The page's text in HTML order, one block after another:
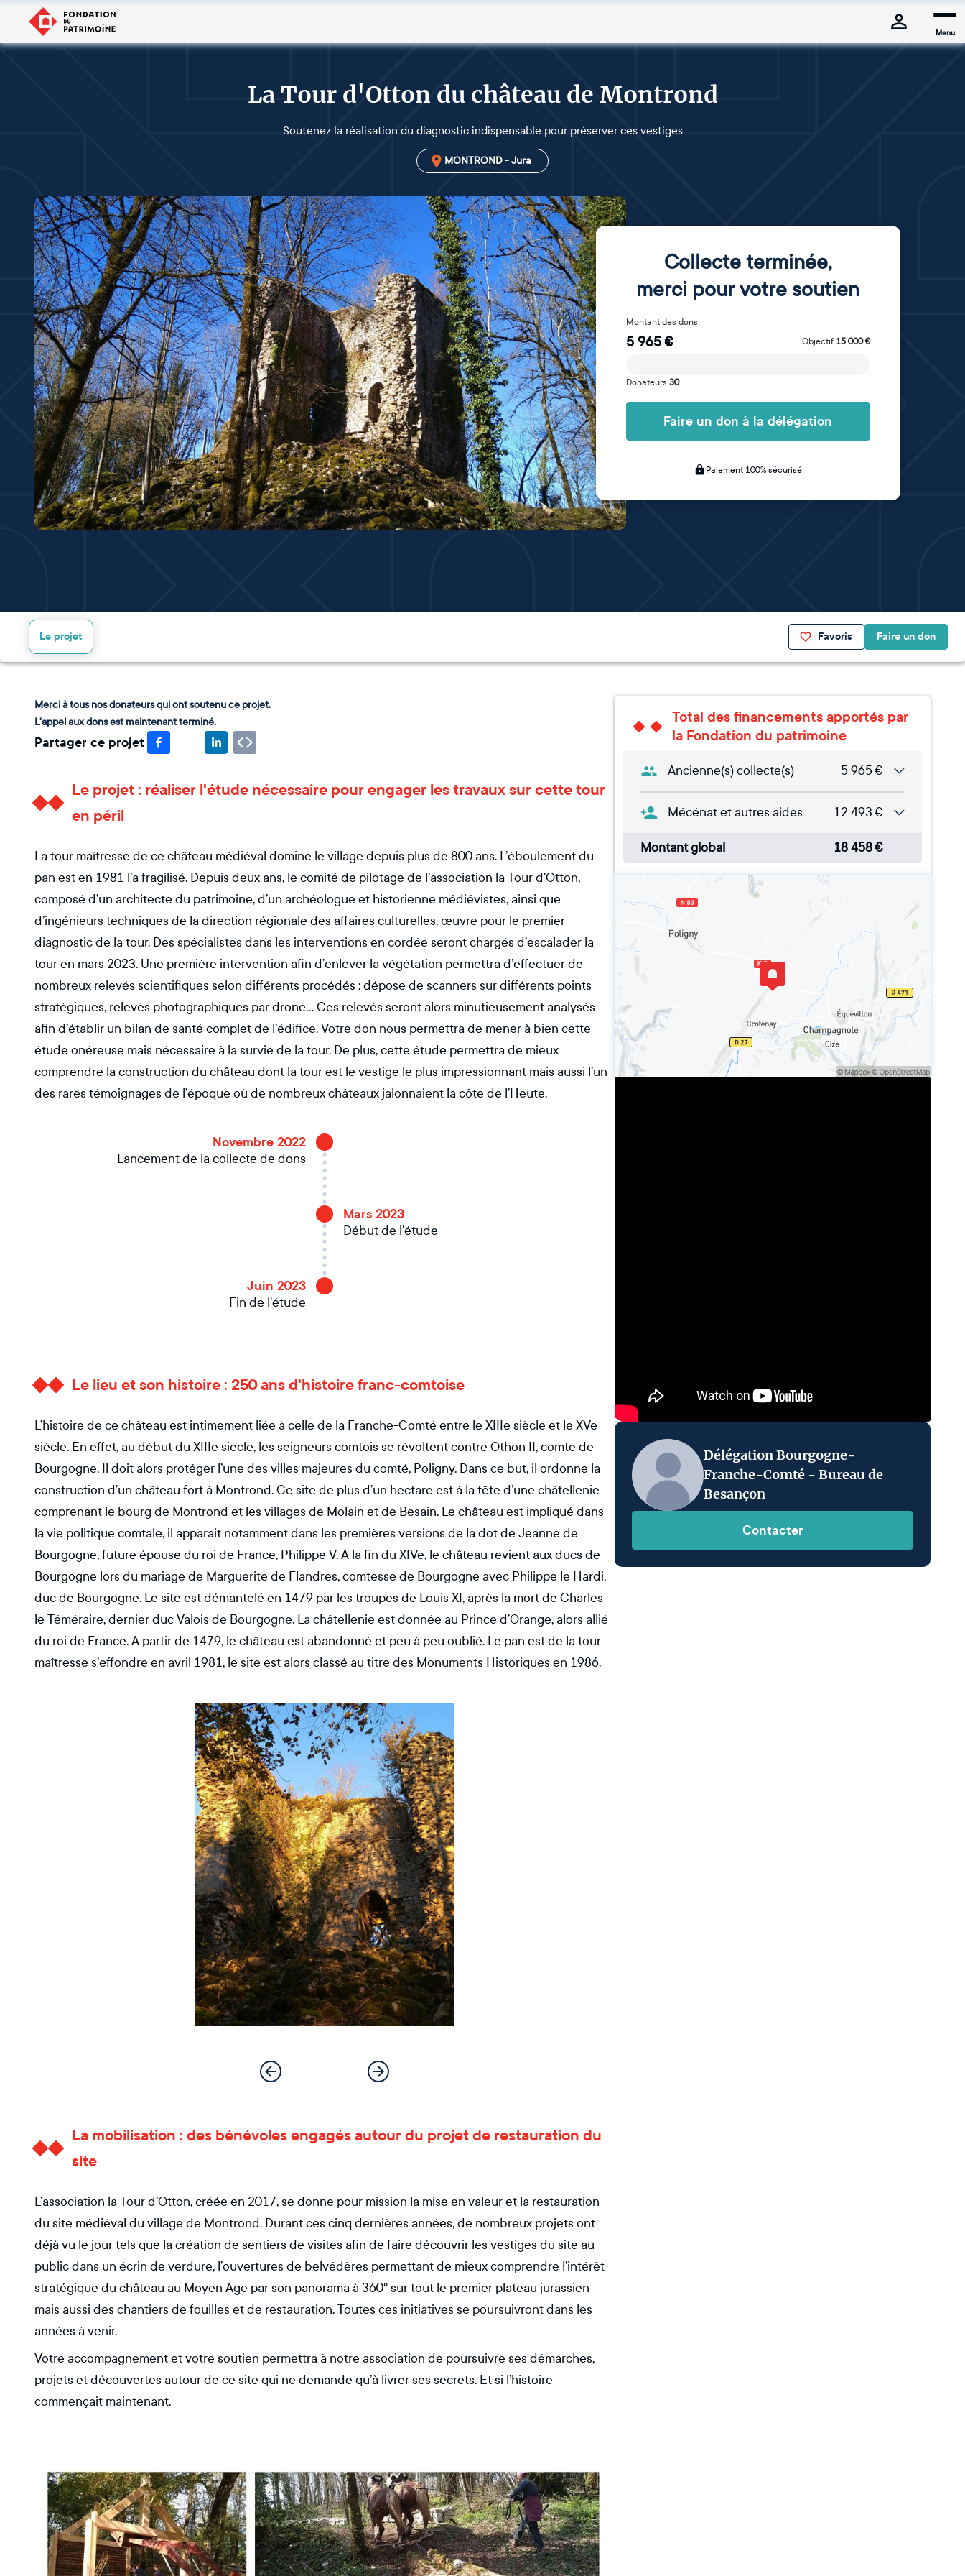
Menu
La Tour d'Otton du château de Montrond
Soutenez la réalisation du diagnostic indispensable pour préserver ces vestiges
MONTROND - Jura
Collecte terminée,
merci pour votre soutien
Montant des dons
5 965€ Objectif 15 000€
Donateurs 30
Faire un don à la délégation
Paiement 100% sécurisé
Favoris Faire un don
Le projet
Merci à tous nos donateurs qui ont soutenu ce projet.
L'appel aux dons est maintenant terminé.
Partager ce projet
Le projet : réaliser l'étude nécessaire pour engager les travaux sur cette tour
en péril
La tour maîtresse de ce château médiéval domine le village depuis plus de 800 ans. L’éboulement du
pan est en 1981 l’a fragilisé. Depuis deux ans, le comité de pilotage de l’association la Tour d'Otton,
composé d’un architecte du patrimoine, d’un archéologue et historienne médiévistes, ainsi que
d’ingénieurs techniques de la direction régionale des affaires culturelles, œuvre pour le premier
diagnostic de la tour. Des spécialistes dans les interventions en cordée seront chargés d’escalader la
tour en mars 2023. Une première intervention afin d’enlever la végétation permettra d’effectuer de
nombreux relevés scientifiques selon différents procédés : dépose de scanners sur différents points
stratégiques, relevés photographiques par drone... Ces relevés seront alors minutieusement analysés
afin d’établir un bilan de santé complet de l’édifice. Votre don nous permettra de mener à bien cette
étude onéreuse mais nécessaire à la survie de la tour. De plus, cette étude permettra de mieux
comprendre la construction du château dont la tour est le vestige le plus impressionnant mais aussi l’un
des rares témoignages de l’époque où de nombreux châteaux jalonnaient la côte de l’Heute.
Novembre 2022
Lancement de la collecte de dons
Mars 2023
Début de l'étude
Juin 2023
Fin de l'étude
Le lieu et son histoire : 250 ans d'histoire franc-comtoise
L’histoire de ce château est intimement liée à celle de la Franche-Comté entre le XIIIe siècle et le XVe
siècle. En effet, au début du XIIIe siècle, les seigneurs comtois se révoltent contre Othon II, comte de
Bourgogne. Il doit alors protéger l’une des villes majeures du comté, Poligny. Dans ce but, il ordonne la
construction d’un château fort à Montrond. Ce site de plus d’un hectare est à la tête d’une châtellenie
comprenant le bourg de Montrond et les villages de Molain et de Besain. Le château est impliqué dans
la vie politique comtale, il apparait notamment dans les premières versions de la dot de Jeanne de
Bourgogne, future épouse du roi de France, Philippe V. A la fin du XIVe, le château revient aux ducs de
Bourgogne lors du mariage de Marguerite de Flandres, comtesse de Bourgogne avec Philippe le Hardi,
duc de Bourgogne. Le site est démantelé en 1479 par les troupes de Louis XI, après la mort de Charles
le Téméraire, dernier duc Valois de Bourgogne. La châtellenie est donnée au Prince d’Orange, alors allié
du roi de France. A partir de 1479, le château est abandonné et peu à peu oublié. Le pan est de la tour
maîtresse s’effondre en avril 1981, le site est alors classé au titre des Monuments Historiques en 1986.
La mobilisation : des bénévoles engagés autour du projet de restauration du
site
L’association la Tour d’Otton, créée en 2017, se donne pour mission la mise en valeur et la restauration
du site médiéval du village de Montrond. Durant ces cinq dernières années, de nombreux projets ont
déjà vu le jour tels que la création de sentiers de visites afin de faire découvrir les vestiges du site au
public dans un écrin de verdure, l’ouvertures de belvédères permettant de mieux comprendre l’intérêt
stratégique du château au Moyen Age par son panorama à 360° sur tout le premier plateau jurassien
mais aussi des chantiers de fouilles et de restauration. Toutes ces initiatives se poursuivront dans les
années à venir.
Votre accompagnement et votre soutien permettra à notre association de poursuivre ses démarches,
projets et découvertes autour de ce site qui ne demande qu’à livrer ses secrets. Et si l’histoire
commençait maintenant.
Total des financements apportés par
la Fondation du patrimoine
Ancienne(s) collecte(s) 5 965 €
Mécénat et autres aides 12 493 €
Montant global 18 458€
Délégation Bourgogne-
Franche-Comté - Bureau de
Besançon
Contacter